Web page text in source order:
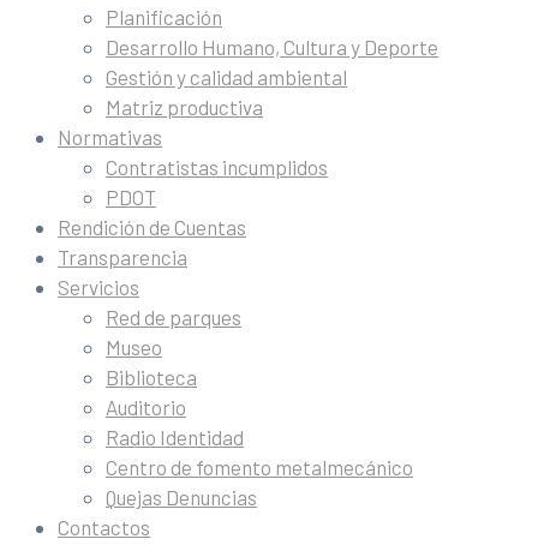
Planificación
Desarrollo Humano, Cultura y Deporte
Gestión y calidad ambiental
Matriz productiva
Normativas
Contratistas incumplidos
PDOT
Rendición de Cuentas
Transparencia
Servicios
Red de parques
Museo
Biblioteca
Auditorio
Radio Identidad
Centro de fomento metalmecánico
Quejas Denuncias
Contactos